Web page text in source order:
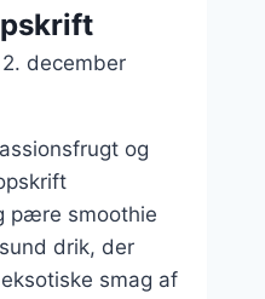
2. december
og
pære smoothie
drik, der
smag af